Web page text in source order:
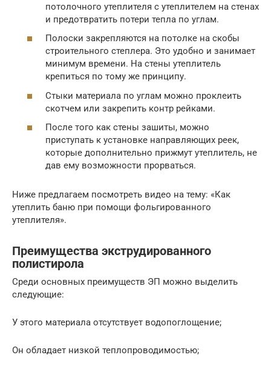
потолочного утеплителя с утеплителем на стенах
и предотвратить потери тепла по углам.
Полоски закрепляются на потолке на скобы
строительного степлера. Это удобно и занимает
минимум времени. На стены утеплитель
крепиться по тому же принципу.
Стыки материала по углам можно проклеить
скотчем или закрепить контр рейками.
После того как стены зашиты, можно
приступать к установке направляющих реек,
которые дополнительно прижмут утеплитель, не
дав ему возможности прорваться.
Ниже предлагаем посмотреть видео на тему: «Как
утеплить баню при помощи фольгированного
утеплителя».
Преимущества экструдированного
полистирола
Среди основных преимуществ ЭП можно выделить
следующие:
У этого материала отсутствует водопоглощение;
Он обладает низкой теплопроводимостью;